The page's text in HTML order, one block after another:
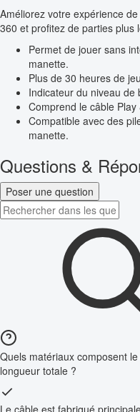
Améliorez votre expérience
360 et profitez de parties plus
Permet de jouer sans
manette.
Plus de 30 heures de
Indicateur du niveau de
Comprend le câble
Compatible avec des
manette.
Questions &
Poser une question
Quels matériaux composent
longueur totale ?